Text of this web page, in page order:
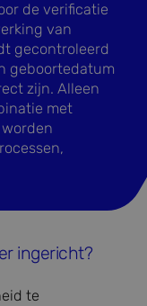
de verificatie
van
gecontroleerd
geboortedatum
zijn. Alleen
met
ingericht?
te